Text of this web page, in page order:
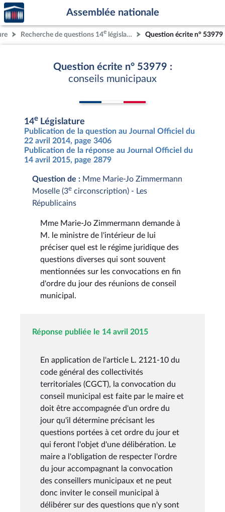
Aller au contenu
Aller en bas de la page
Accèder
à la
page
d'accueil
Assemblée nationale
Recherche de questions 14e législature Question écrite n° 53979
Question écrite n° 53979 :
conseils municipaux
14e Législature
Publication de la question au Journal Officiel du
22 avril 2014, page 3406
Publication de la réponse au Journal Officiel du
14 avril 2015, page 2879
Question de : Mme Marie-Jo Zimmermann
Moselle (3e circonscription) - Les
Républicains
Mme Marie-Jo Zimmermann demande à
M. le ministre de l'intérieur de lui
préciser quel est le régime juridique des
questions diverses qui sont souvent
mentionnées sur les convocations en fin
d'ordre du jour des réunions de conseil
municipal.
Réponse publiée le 14 avril 2015
En application de l'article L. 2121-10 du
code général des collectivités
territoriales (CGCT), la convocation du
conseil municipal est faite par le maire et
doit être accompagnée d'un ordre du
jour qu'il détermine précisant les
questions portées à cet ordre du jour et
qui feront l'objet d'une délibération. Le
maire a l'obligation de respecter l'ordre
du jour accompagnant la convocation
des conseillers municipaux et ne peut
donc inviter le conseil municipal à
délibérer sur des questions que n'y sont